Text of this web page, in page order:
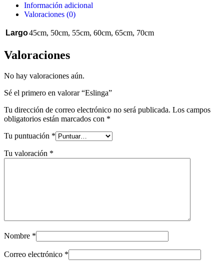
Información adicional
Valoraciones (0)
Largo45cm, 50cm, 55cm, 60cm, 65cm, 70cm
Valoraciones
No hay valoraciones aún.
Sé el primero en valorar “Eslinga”
Tu dirección de correo electrónico no será publicada. Los campos
obligatorios están marcados con *
Tu puntuación *
Tu valoración *
Nombre *
Correo electrónico *